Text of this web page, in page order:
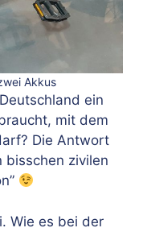
Akkus
ein
mit dem
Die Antwort
bisschen zivilen
Wie es bei der